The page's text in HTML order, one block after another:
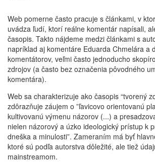
Web pomerne často pracuje s článkami, v
uvádza ľudí, ktorí reálne komentár napísali,
časopis. Takto nájdeme medzi článkami s
napríklad aj komentáre Eduarda Chmelára a
komentátorov, veľmi často jednoducho
zdrojov (a často bez označenia pôvodného
komentára).
Web sa charakterizuje ako časopis “tvorený
zdôrazňuje záujem o ”ľavicovo orientovanú
kultivovanú výmenu názorov (...) a
nielen názorový a úzko ideologický prístup k
dneška a minulosti”. Zameraním má byť
ktoré sú podľa autorstva dôležité, ale tiež
mainstreamom.